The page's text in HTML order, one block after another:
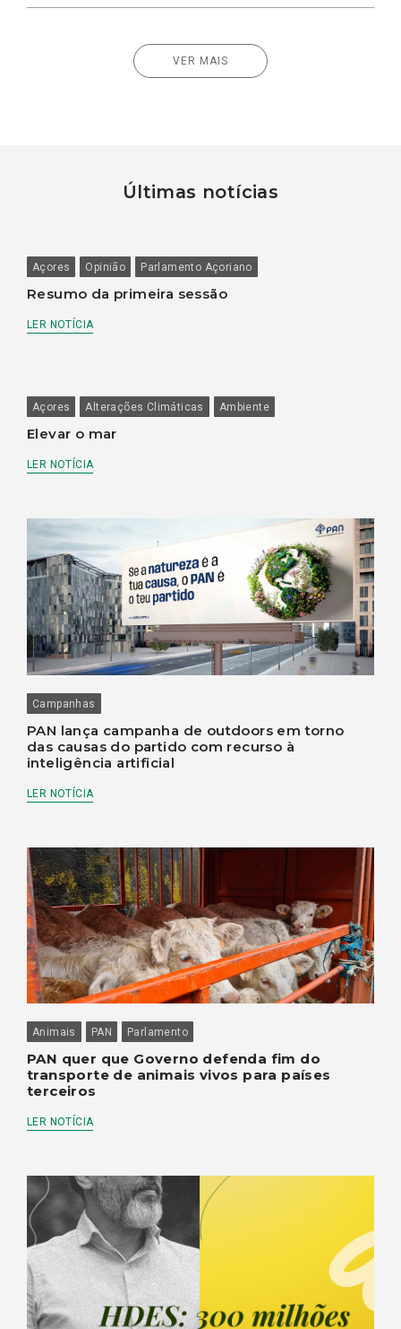
VER MAIS
Últimas notícias
Açores Opinião Parlamento Açoriano
Resumo da primeira sessão
LER NOTÍCIA
Açores Alterações Climáticas Ambiente
Elevar o mar
LER NOTÍCIA
Campanhas
PAN lança campanha de outdoors em torno
das causas do partido com recurso à
inteligência artificial
LER NOTÍCIA
Animais PAN Parlamento
PAN quer que Governo defenda fim do
transporte de animais vivos para países
terceiros
LER NOTÍCIA